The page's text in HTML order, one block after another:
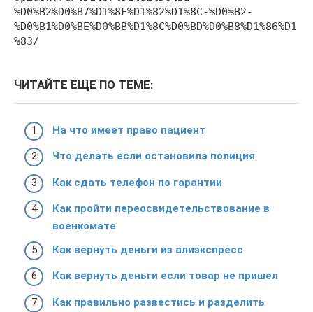
%D0%B2%D0%B7%D1%8F%D1%82%D1%8C-%D0%B2-
%D0%B1%D0%BE%D0%BB%D1%8C%D0%BD%D0%B8%D1%86%D1
%83/
ЧИТАЙТЕ ЕЩЕ ПО ТЕМЕ:
На что имеет право пациент
Что делать если остановила полиция
Как сдать телефон по гарантии
Как пройти переосвидетельствование в
военкомате
Как вернуть деньги из алиэкспресс
Как вернуть деньги если товар не пришел
Как правильно развестись и разделить